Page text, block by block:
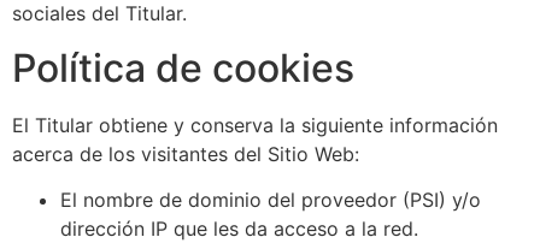
sociales del Titular.
Política de cookies
El Titular obtiene y conserva la siguiente información
acerca de los visitantes del Sitio Web:
El nombre de dominio del proveedor (PSI) y/o
dirección IP que les da acceso a la red.